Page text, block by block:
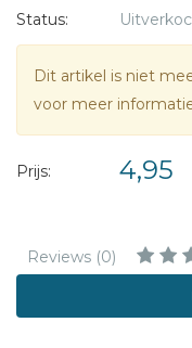
Status:
Dit artikel is niet
voor meer
Prijs: 4,95
Reviews (0)